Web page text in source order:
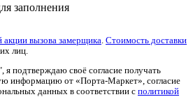
заполнения
акции вызова замерщика Стоимость доставки
лиц.
подтверждаю своё согласие получать
информацию от «Порта-Маркет», согласие
данных в соответствии с политикой